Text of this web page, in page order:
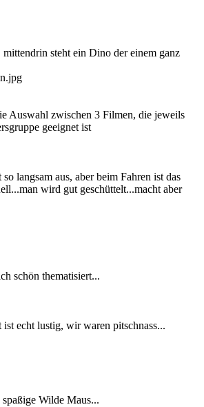
steht ein Dino der einem ganz
Auswahl zwischen 3 Filmen, die jeweils
geeignet ist
langsam aus, aber beim Fahren ist das
wird gut geschüttelt...macht aber
schön thematisiert...
ist echt lustig, wir waren pitschnass...
Wilde Maus...